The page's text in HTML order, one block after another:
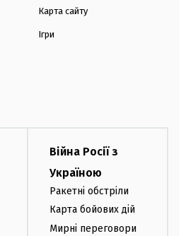
Карта сайту
Ігри
Війна Росії з
Україною
Ракетні обстріли
Карта бойових дій
Мирні переговори